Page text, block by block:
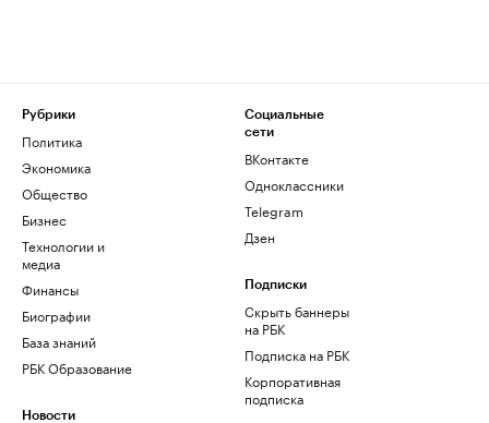
Рубрики
Политика
Экономика
Общество
Бизнес
Технологии и
медиа
Финансы
Биографии
База знаний
РБК Образование
Новости
Социальные
сети
ВКонтакте
Одноклассники
Telegram
Дзен
Подписки
Скрыть баннеры
на РБК
Подписка на РБК
Корпоративная
подписка